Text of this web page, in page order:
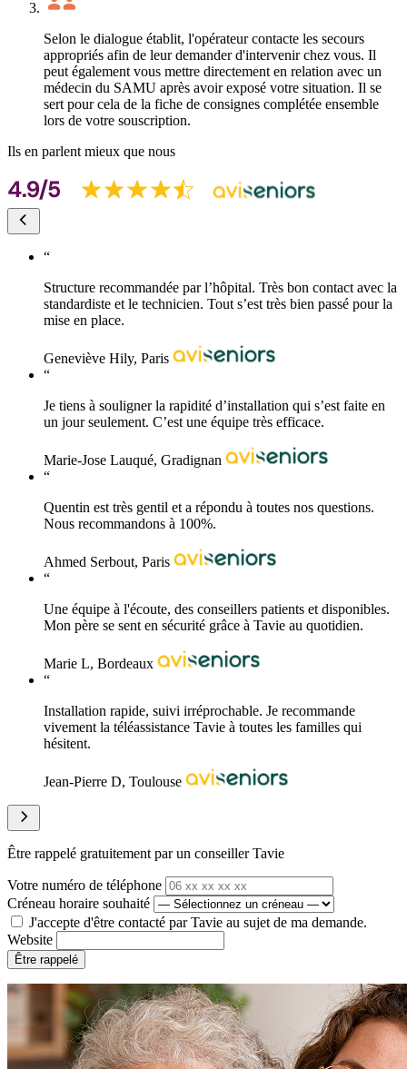
Selon le dialogue établit, l'opérateur contacte les secours
appropriés afin de leur demander d'intervenir chez vous. Il
peut également vous mettre directement en relation avec un
médecin du SAMU après avoir exposé votre situation. Il se
sert pour cela de la fiche de consignes complétée ensemble
lors de votre souscription.
Ils en parlent mieux que nous
“
Structure recommandée par l’hôpital. Très bon contact avec la
standardiste et le technicien. Tout s’est très bien passé pour la
mise en place.
Geneviève Hily, Paris
“
Je tiens à souligner la rapidité d’installation qui s’est faite en
un jour seulement. C’est une équipe très efficace.
Marie-Jose Lauqué, Gradignan
“
Quentin est très gentil et a répondu à toutes nos questions.
Nous recommandons à 100%.
Ahmed Serbout, Paris
“
Une équipe à l'écoute, des conseillers patients et disponibles.
Mon père se sent en sécurité grâce à Tavie au quotidien.
Marie L, Bordeaux
“
Installation rapide, suivi irréprochable. Je recommande
vivement la téléassistance Tavie à toutes les familles qui
hésitent.
Jean-Pierre D, Toulouse
Être rappelé gratuitement par un conseiller Tavie
Votre numéro de téléphone
Créneau horaire souhaité
J'accepte d'être contacté par Tavie au sujet de ma demande.
Website
Être rappelé